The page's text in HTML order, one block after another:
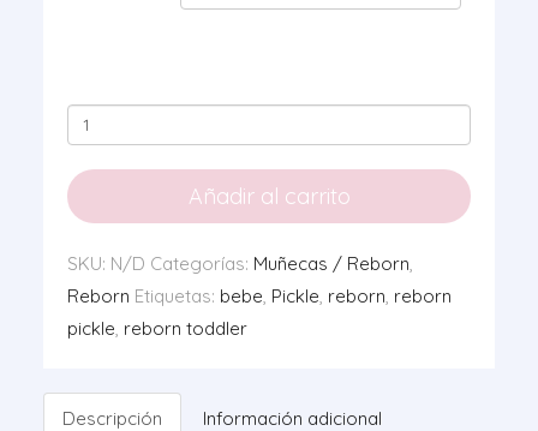
Reborn
Parker
cantidad
Añadir al carrito
SKU: N/D Categorías: Muñecas / Reborn,
Reborn Etiquetas: bebe, Pickle, reborn, reborn
pickle, reborn toddler
Descripción Información adicional